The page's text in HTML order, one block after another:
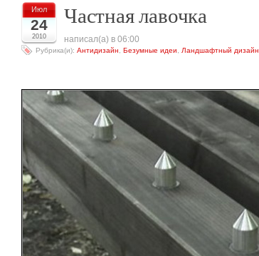
Июл
24
2010
Частная лавочка
написал(а) в 06:00
Рубрика(и): Антидизайн Безумные идеи Ландшафтный дизайн